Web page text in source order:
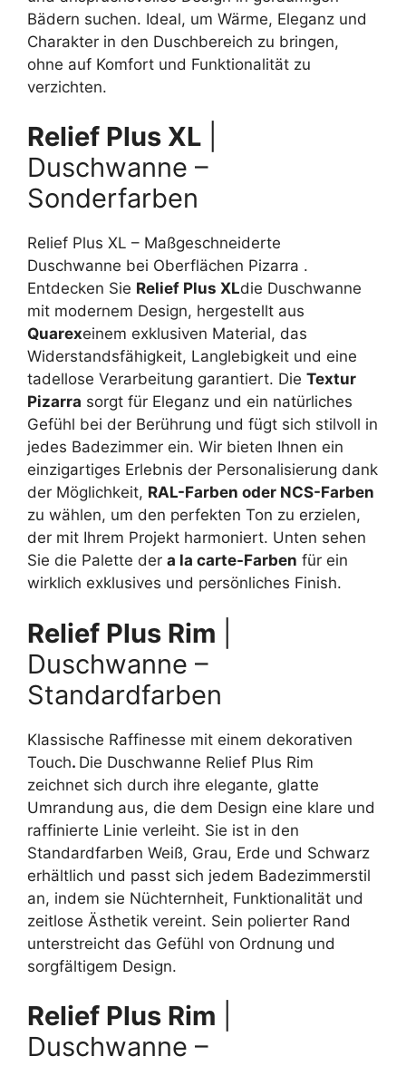
Bädern suchen. Ideal, um Wärme, Eleganz und
Charakter in den Duschbereich zu bringen,
ohne auf Komfort und Funktionalität zu
verzichten.
Relief Plus XL
Duschwanne –
Sonderfarben
Relief Plus XL – Maßgeschneiderte
Duschwanne bei Oberflächen Pizarra .
Entdecken Sie Relief Plus XLdie Duschwanne
mit modernem Design, hergestellt aus
Quarexeinem exklusiven Material, das
Widerstandsfähigkeit, Langlebigkeit und eine
tadellose Verarbeitung garantiert. Die Textur
Pizarra sorgt für Eleganz und ein natürliches
Gefühl bei der Berührung und fügt sich stilvoll in
jedes Badezimmer ein. Wir bieten Ihnen ein
einzigartiges Erlebnis der Personalisierung dank
der Möglichkeit, RAL-Farben oder NCS-Farben
zu wählen, um den perfekten Ton zu erzielen,
der mit Ihrem Projekt harmoniert. Unten sehen
Sie die Palette der a la carte-Farben für ein
wirklich exklusives und persönliches Finish.
Relief Plus Rim
Duschwanne –
Standardfarben
Klassische Raffinesse mit einem dekorativen
Touch. Die Duschwanne Relief Plus Rim
zeichnet sich durch ihre elegante, glatte
Umrandung aus, die dem Design eine klare und
raffinierte Linie verleiht. Sie ist in den
Standardfarben Weiß, Grau, Erde und Schwarz
erhältlich und passt sich jedem Badezimmerstil
an, indem sie Nüchternheit, Funktionalität und
zeitlose Ästhetik vereint. Sein polierter Rand
unterstreicht das Gefühl von Ordnung und
sorgfältigem Design.
Relief Plus Rim
Duschwanne –